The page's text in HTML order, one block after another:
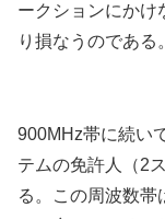
ークションにかけ
り損なうのである
900MHz帯に続い
テムの免許人（2
る。この周波数帯